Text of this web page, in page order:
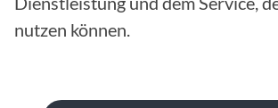
nutzen können.